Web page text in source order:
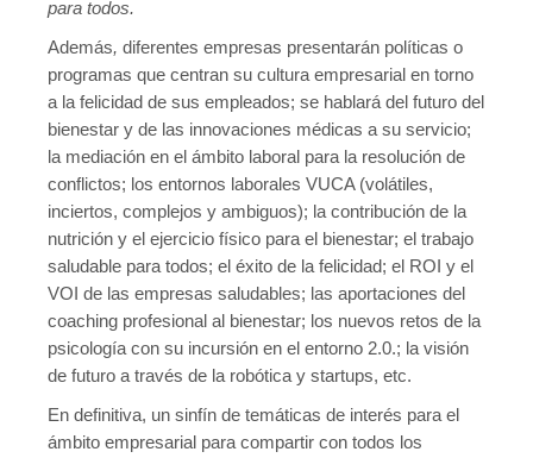
para todos.
Además, diferentes empresas presentarán políticas o
programas que centran su cultura empresarial en torno
a la felicidad de sus empleados; se hablará del futuro del
bienestar y de las innovaciones médicas a su servicio;
la mediación en el ámbito laboral para la resolución de
conflictos; los entornos laborales VUCA (volátiles,
inciertos, complejos y ambiguos); la contribución de la
nutrición y el ejercicio físico para el bienestar; el trabajo
saludable para todos; el éxito de la felicidad; el ROI y el
VOI de las empresas saludables; las aportaciones del
coaching profesional al bienestar; los nuevos retos de la
psicología con su incursión en el entorno 2.0.; la visión
de futuro a través de la robótica y startups, etc.
En definitiva, un sinfín de temáticas de interés para el
ámbito empresarial para compartir con todos los